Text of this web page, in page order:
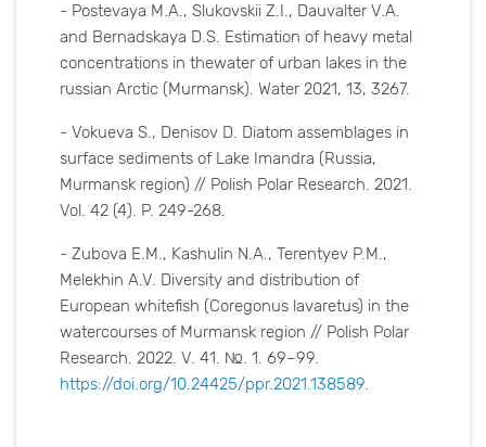
- Postevaya M.A., Slukovskii Z.I., Dauvalter V.A.
and Bernadskaya D.S. Еstimation of heavy metal
concentrations in thewater of urban lakes in the
russian Аrctic (Мurmansk). Water 2021, 13, 3267.
- Vokueva S., Denisov D. Diatom assemblages in
surface sediments of Lake Imandra (Russia,
Murmansk region) // Polish Polar Research. 2021.
Vol. 42 (4). P. 249-268.
- Zubova E.M., Kashulin N.A., Terentyev P.M.,
Melekhin A.V. Diversity and distribution of
European whitefish (Coregonus lavaretus) in the
watercourses of Murmansk region // Polish Polar
Research. 2022. V. 41. №. 1. 69–99.
https://doi.org/10.24425/ppr.2021.138589.